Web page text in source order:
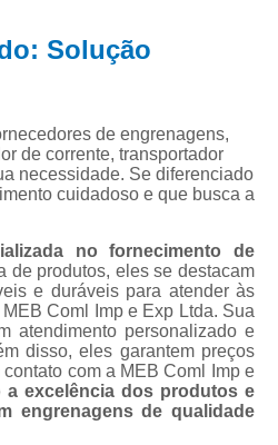
Corrente de Transmissão
Corrente
Correntes de Aço Inox
Correntes Industriais
Correntes para Máquinas
Distribuidor de Correntes
Corrente e
Corrente Engrenagem
Corrente para Engrenagem
Correntes de
Correntes e
Solução
de engrenagens,
de corrente, transportador
necessidade. Se diferenciado
cuidadoso e que busca a
no fornecimento de
produtos, eles se destacam
e duráveis para atender às
Coml Imp e Exp Ltda. Sua
atendimento personalizado e
disso, eles garantem preços
com a MEB Coml Imp e
a excelência dos produtos e
engrenagens de qualidade